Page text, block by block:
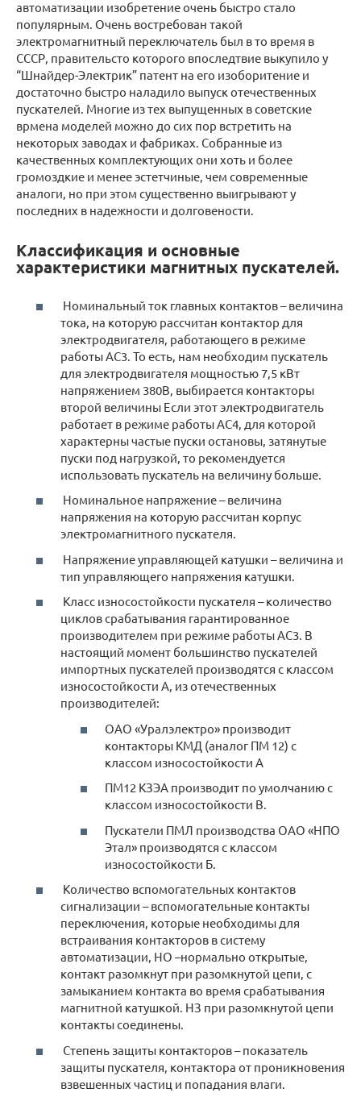
автоматизации изобретение очень быстро стало
популярным. Очень востребован такой
электромагнитный переключатель был в то время в
СССР, правительсто которого впоследтвие выкупило у
“Шнайдер-Электрик” патент на его изоборитение и
достаточно быстро наладило выпуск отечественных
пускателей. Многие из тех выпущенных в советские
врмена моделей можно до сих пор встретить на
некоторых заводах и фабриках. Собранные из
качественных комплектующих они хоть и более
громоздкие и менее эстетчиные, чем современные
аналоги, но при этом существенно выигрывают у
последних в надежности и долговености.
Классификация и основные
характеристики магнитных пускателей.
Номинальный ток главных контактов – величина
тока, на которую рассчитан контактор для
электродвигателя, работающего в режиме
работы АС3. То есть, нам необходим пускатель
для электродвигателя мощностью 7,5 кВт
напряжением 380В, выбирается контакторы
второй величины Если этот электродвигатель
работает в режиме работы АС4, для которой
характерны частые пуски остановы, затянутые
пуски под нагрузкой, то рекомендуется
использовать пускатель на величину больше.
Номинальное напряжение – величина
напряжения на которую рассчитан корпус
электромагнитного пускателя.
Напряжение управляющей катушки – величина и
тип управляющего напряжения катушки.
Класс износостойкости пускателя – количество
циклов срабатывания гарантированное
производителем при режиме работы AC3. В
настоящий момент большинство пускателей
импортных пускателей производятся с классом
износостойкости А, из отечественных
производителей:
ОАО «Уралэлектро» производит
контакторы КМД (аналог ПМ 12) с
классом износостойкости А
ПМ12 КЗЭА производит по умолчанию с
классом износостойкости В.
Пускатели ПМЛ производства ОАО «НПО
Этал» производятся с классом
износостойкости Б.
Количество вспомогательных контактов
сигнализации – вспомогательные контакты
переключения, которые необходимы для
встраивания контакторов в систему
автоматизации, НО –нормально открытые,
контакт разомкнут при разомкнутой цепи, с
замыканием контакта во время срабатывания
магнитной катушкой. НЗ при разомкнутой цепи
контакты соединены.
Степень защиты контакторов – показатель
защиты пускателя, контактора от проникновения
взвешенных частиц и попадания влаги.